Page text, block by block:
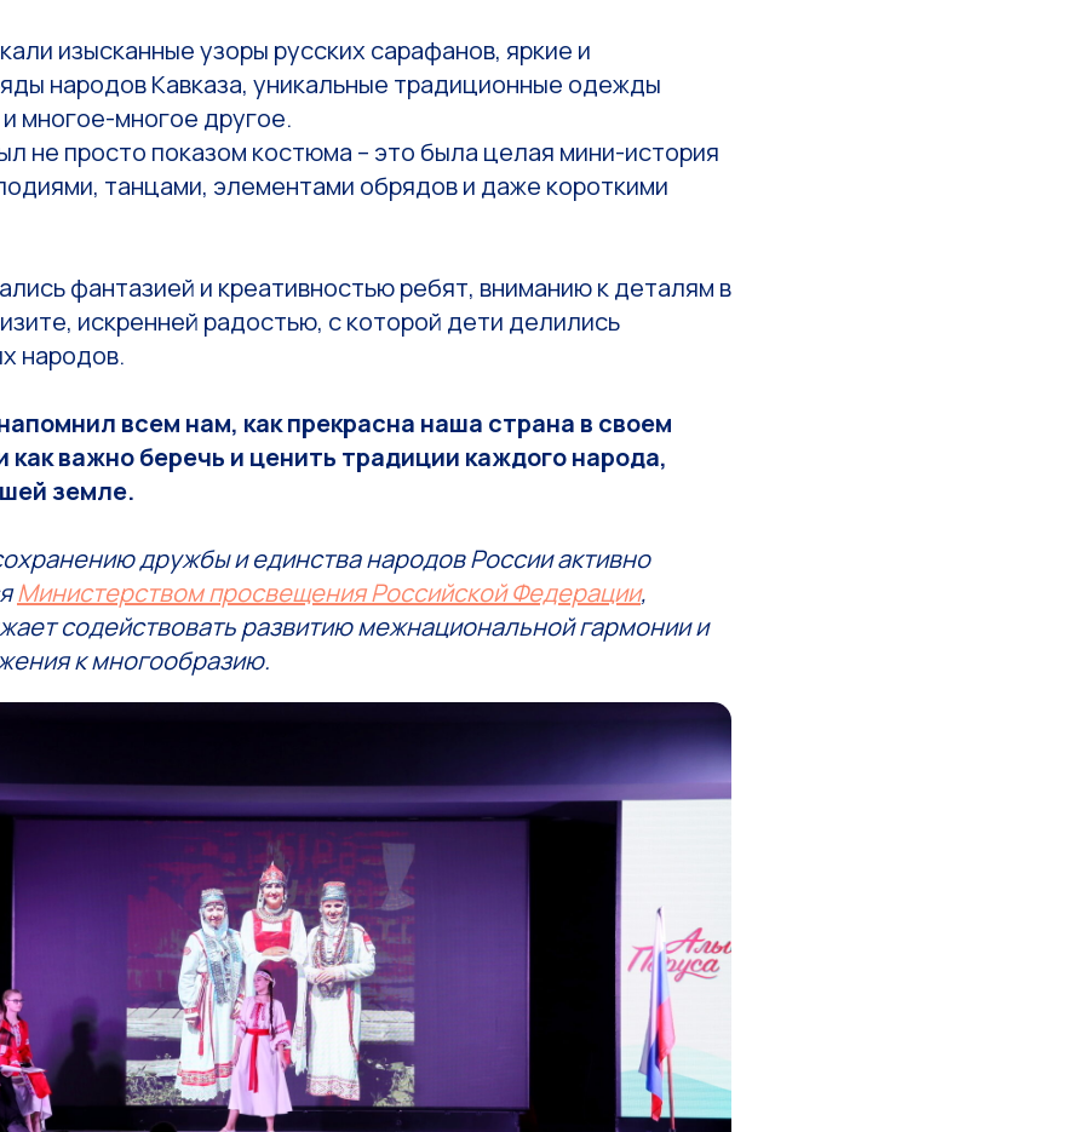
изысканные узоры русских сарафанов, яркие и
народов Кавказа, уникальные традиционные одежды
многое-многое другое.
не просто показом костюма – это была целая мини-история
танцами, элементами обрядов и даже короткими
фантазией и креативностью ребят, вниманию к деталям в
искренней радостью, с которой дети делились
народов.
всем нам, как прекрасна наша страна в своем
как важно беречь и ценить традиции каждого народа,
земле.
дружбы и единства народов России активно
Министерством просвещения Российской Федерации,
содействовать развитию межнациональной гармонии и
к многообразию.